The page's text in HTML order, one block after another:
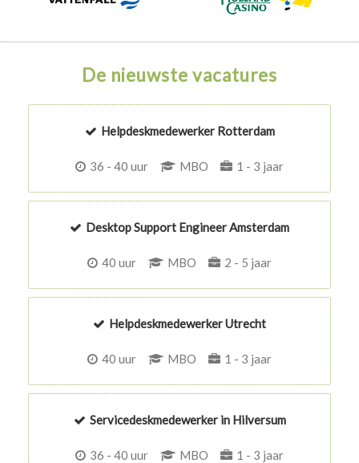
De nieuwste vacatures
Helpdeskmedewerker Rotterdam
36 - 40 uur MBO 1 - 3 jaar
Desktop Support Engineer Amsterdam
40 uur MBO 2 - 5 jaar
Helpdeskmedewerker Utrecht
40 uur MBO 1 - 3 jaar
Servicedeskmedewerker in Hilversum
36 - 40 uur MBO 1 - 3 jaar